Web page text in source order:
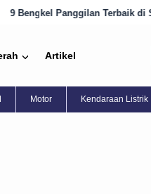
Terbaik di Semarang yang
Artikel
Motor Kendaraan Listrik